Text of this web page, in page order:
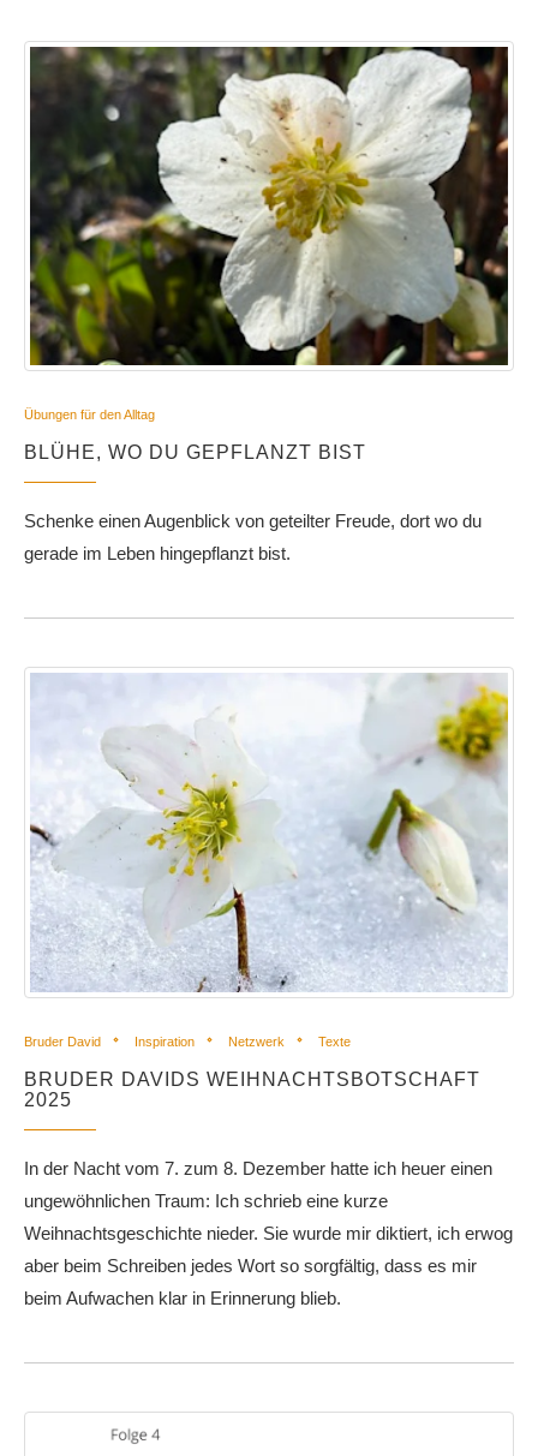
Übungen für den Alltag
BLÜHE, WO DU GEPFLANZT BIST
Schenke einen Augenblick von geteilter Freude, dort wo du
gerade im Leben hingepflanzt bist.
Bruder David Inspiration Netzwerk Texte
BRUDER DAVIDS WEIHNACHTSBOTSCHAFT
2025
In der Nacht vom 7. zum 8. Dezember hatte ich heuer einen
ungewöhnlichen Traum: Ich schrieb eine kurze
Weihnachtsgeschichte nieder. Sie wurde mir diktiert, ich erwog
aber beim Schreiben jedes Wort so sorgfältig, dass es mir
beim Aufwachen klar in Erinnerung blieb.